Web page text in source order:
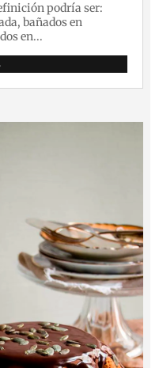
podría ser:
bañados en
en...